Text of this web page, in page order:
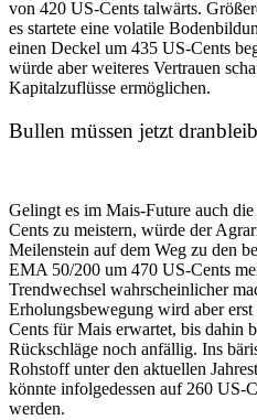
von 420 US-Cents talwärts.
es startete eine volatile
einen Deckel um 435 US-Cents
würde aber weiteres Vertrauen
Kapitalzuflüsse ermöglichen.
Bullen müssen jetzt
Gelingt es im Mais-Future auch
Cents zu meistern, würde der
Meilenstein auf dem Weg zu den
EMA 50/200 um 470 US-Cents
Trendwechsel wahrscheinlicher
Erholungsbewegung wird aber
Cents für Mais erwartet, bis dahin
Rückschläge noch anfällig. Ins
Rohstoff unter den aktuellen
könnte infolgedessen auf 260 US-
werden.